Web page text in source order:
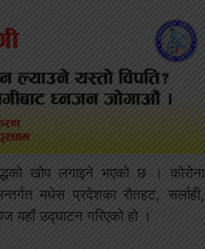
खोप लगाइने भएको छ । कोरोना
मधेस प्रदेशका रौतहट, सर्लाही,
यहाँ उद्घाटन गरिएको हो ।